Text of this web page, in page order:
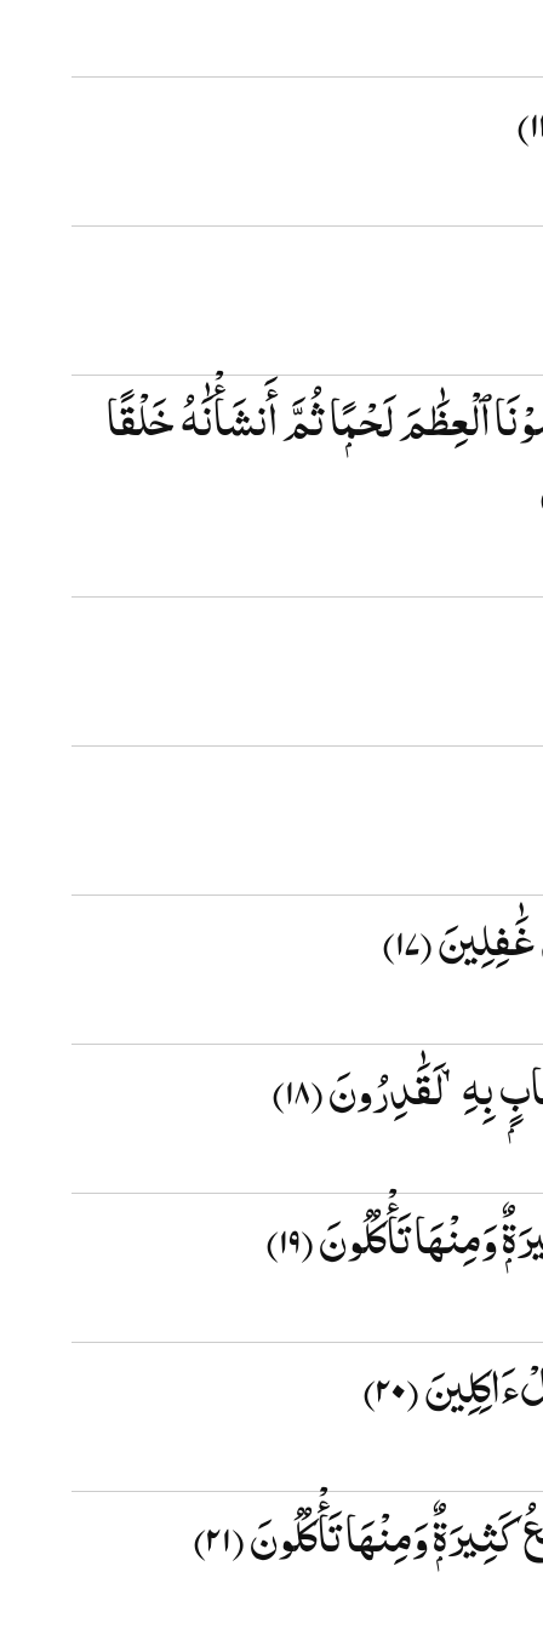
ٱلْعِظَٰمَ لَحْمًۭا ثُمَّ أَنشَأْنَٰهُ خَلْقًا
(۱۷)
بِهِۦ لَقَٰدِرُونَ(۱۸)
وَمِنْهَا تَأْكُلُونَ(۱۹)
(۲۰)
وَمِنْهَا تَأْكُلُونَ(۲۱)